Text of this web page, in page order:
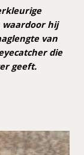
hij
van
die
geeft.